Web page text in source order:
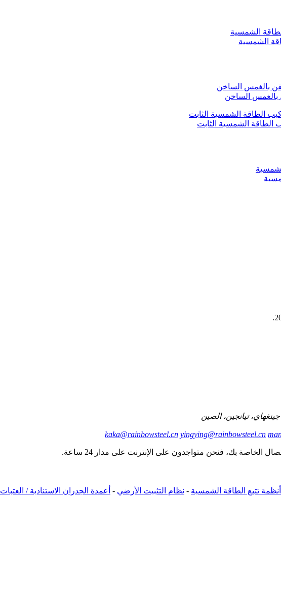
الشمسية
الساخن
kaka@rainbowsteel.cn yingying@rainbowsteel.cn
الخاصة بك، فنحن متواجدون على الإنترنت على مدار 24 ساعة.
أنظمة تتبع الطاقة الشمسية - نظام التثبيت الأرضي - أعمدة الجدران الاستنادية / العتبات